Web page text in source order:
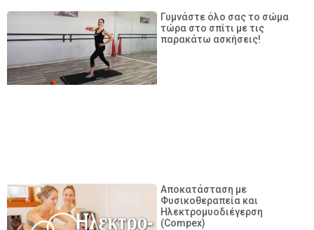
Γυμνάστε όλο σας το σώμα
τώρα στο σπίτι με τις
παρακάτω ασκήσεις!
Αποκατάσταση με
Φυσικοθεραπεία και
Ηλεκτρομυοδιέγερση
(Compex)